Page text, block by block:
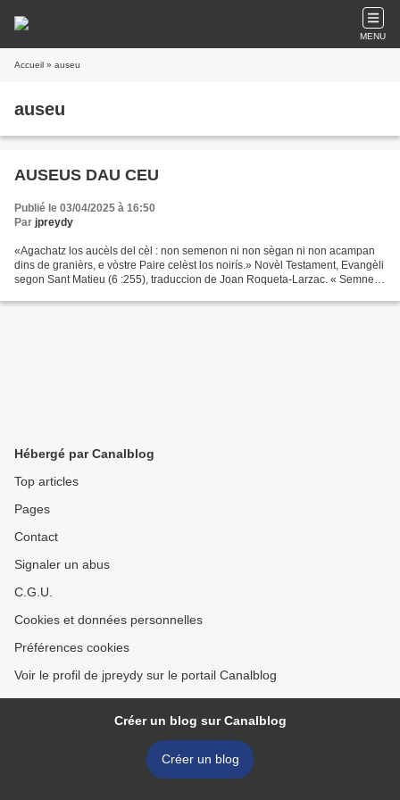
MENU
Accueil » auseu
auseu
AUSEUS DAU CEU
Publié le 03/04/2025 à 16:50
Par jpreydy
«Agachatz los aucèls del cèl : non semenon ni non sègan ni non acampan
dins de granièrs, e vòstre Paire celèst los noirís.» Novèl Testament, Evangèli
segon Sant Matieu (6 :255), traduccion de Joan Roqueta-Larzac. « Semnen
Hébergé par Canalblog
Top articles
Pages
Contact
Signaler un abus
C.G.U.
Cookies et données personnelles
Préférences cookies
Voir le profil de jpreydy sur le portail Canalblog
Créer un blog sur Canalblog
Créer un blog